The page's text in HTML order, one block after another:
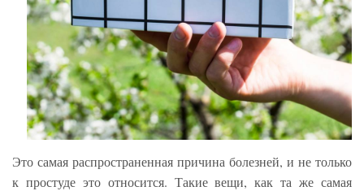
Это самая распространенная причина болезней, и не только
к простуде это относится. Такие вещи, как та же самая